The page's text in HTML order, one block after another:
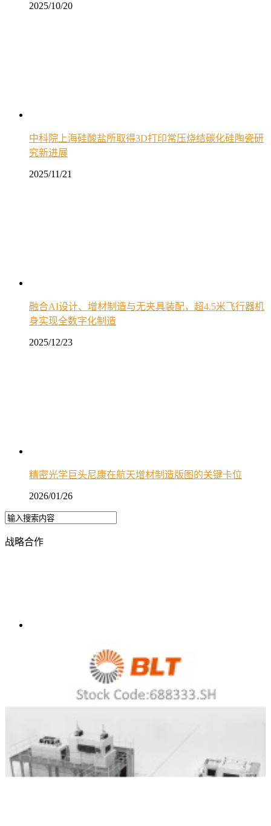
2025/10/20
中科院上海硅酸盐所取得3D打印常压烧结碳化硅陶瓷研
究新进展
2025/11/21
融合AI设计、增材制造与无夹具装配，超4.5米飞行器机
身实现全数字化制造
2025/12/23
精密光学巨头尼康在航天增材制造版图的关键卡位
2026/01/26
战略合作